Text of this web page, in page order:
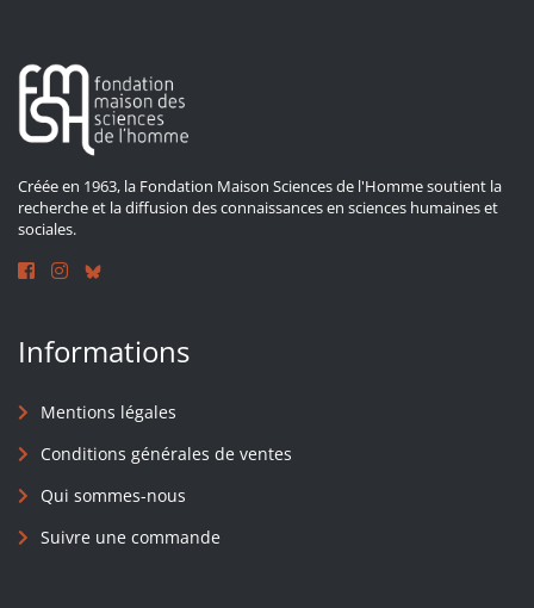
Créée en 1963, la Fondation Maison Sciences de l'Homme soutient la
recherche et la diffusion des connaissances en sciences humaines et
sociales.
Informations
Mentions légales
Conditions générales de ventes
Qui sommes-nous
Suivre une commande